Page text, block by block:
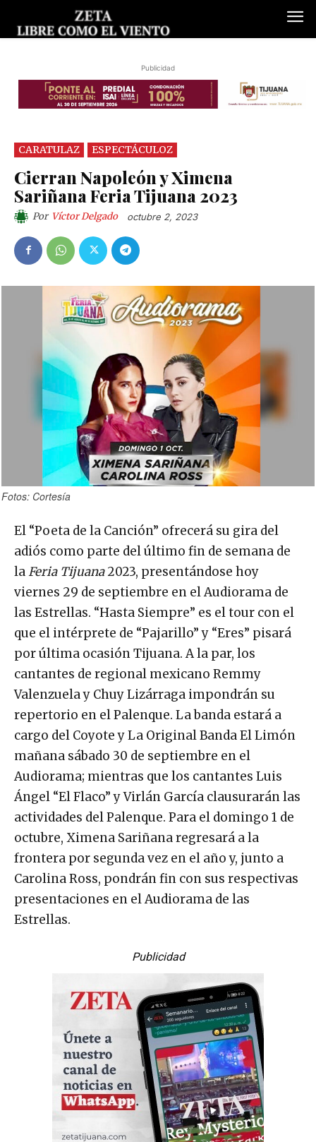
Publicidad
CARATULAZ ESPECTÁCULOZ
Cierran Napoleón y Ximena
Sariñana Feria Tijuana 2023
Por Víctor Delgado octubre 2, 2023
Fotos: Cortesía
El “Poeta de la Canción” ofrecerá su gira del
adiós como parte del último fin de semana de
laFeria Tijuana2023, presentándose hoy
viernes 29 de septiembre en el Audiorama de
las Estrellas. “Hasta Siempre” es el tour con el
que el intérprete de “Pajarillo” y “Eres” pisará
por última ocasión Tijuana. A la par, los
cantantes de regional mexicano Remmy
Valenzuela y Chuy Lizárraga impondrán su
repertorio en el Palenque. La banda estará a
cargo del Coyote y La Original Banda El Limón
mañana sábado 30 de septiembre en el
Audiorama; mientras que los cantantes Luis
Ángel “El Flaco” y Virlán García clausurarán las
actividades del Palenque. Para el domingo 1 de
octubre, Ximena Sariñana regresará a la
frontera por segunda vez en el año y, junto a
Carolina Ross, pondrán fin con sus respectivas
presentaciones en el Audiorama de las
Estrellas.
Publicidad